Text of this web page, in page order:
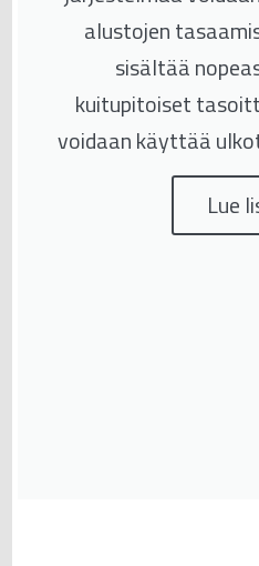
alustojen
sisältää
kuitupitoiset
voidaan käyttää
Lue